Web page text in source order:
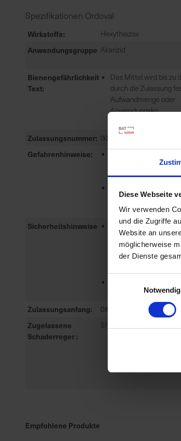
Diese Webseite
Wir verwenden
und die Zugriffe
Website an
möglicherweise
der Dienste
Notwendig
Spezifikationen Ordoval
Wirkstoffe Hexythiazox
Anwendungsgruppe Akarizid
Bienengefährlichkeit
Text
Das Mittel wird bis zu
durch die Zulassung
Aufwandmenge oder
Anwendungsko...
Zulassungsnummer 008249-60
Gefahrenhinweise
ALLERGISCHE
HERVORRUFEN.
RISIKEN FÜR MEN...
Sicherheitshinweise
P101-IST
ERFORDERLICH,
ODER
Zulassungsanfang 08.08.2018
Zugelassene
Schaderreger
SPINNMILBEN-ANDERE
Empfohlene Produkte